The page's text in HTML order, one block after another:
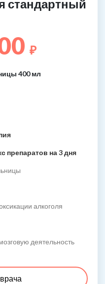
стандартный
₽
400 мл
препаратов на 3 дня
алкоголя
деятельность